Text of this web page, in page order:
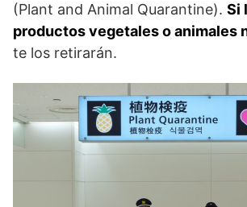
(Plant and Animal Quarantine). Si
productos vegetales o animales
te los retirarán.